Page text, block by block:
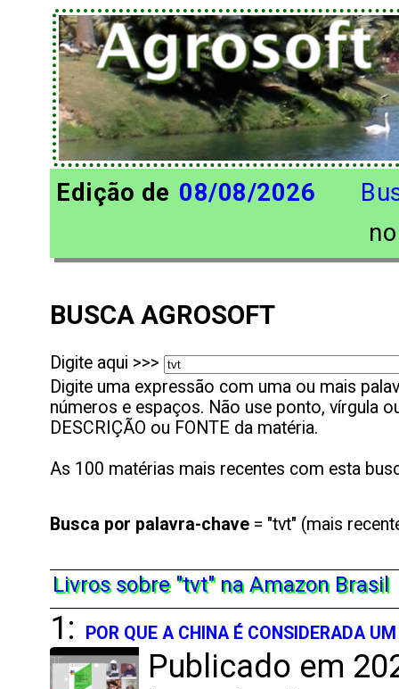
Edição de 08/08/2026
BUSCA AGROSOFT
Digite aqui >>>
Digite uma expressão com uma ou mais
números e espaços. Não use ponto, vírgula
DESCRIÇÃO ou FONTE da matéria.
As 100 matérias mais recentes com esta
Busca por palavra-chave = "tvt" (mais
Livros sobre "tvt" na Amazon Brasil
1: POR QUE A CHINA É CONSIDERADA
Publicado em